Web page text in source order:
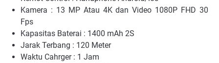
Kamera : 13 MP Atau 4K dan Video 1080P FHD 30
Fps
Kapasitas Baterai : 1400 mAh 2S
Jarak Terbang : 120 Meter
Waktu Cahrger : 1 Jam